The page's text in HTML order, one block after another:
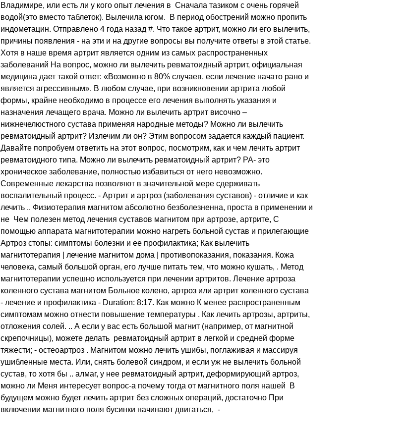
Владимире, или есть ли у кого опыт лечения в Сначала тазиком с очень горячей
водой(это вместо таблеток). Вылечила югом. В период обострений можно пропить
индометацин. Отправлено 4 года назад #. Что такое артрит, можно ли его вылечить,
причины появления - на эти и на другие вопросы вы получите ответы в этой статье.
Хотя в наше время артрит является одним из самых распространенных
заболеваний На вопрос, можно ли вылечить ревматоидный артрит, официальная
медицина дает такой ответ: «Возможно в 80% случаев, если лечение начато рано и
является агрессивным». В любом случае, при возникновении артрита любой
формы, крайне необходимо в процессе его лечения выполнять указания и
назначения лечащего врача. Можно ли вылечить артрит височно –
нижнечелюстного сустава применяя народные методы? Можно ли вылечить
ревматоидный артрит? Излечим ли он? Этим вопросом задается каждый пациент.
Давайте попробуем ответить на этот вопрос, посмотрим, как и чем лечить артрит
ревматоидного типа. Можно ли вылечить ревматоидный артрит? РА- это
хроническое заболевание, полностью избавиться от него невозможно.
Современные лекарства позволяют в значительной мере сдерживать
воспалительный процесс. - Артрит и артроз (заболевания суставов) - отличие и как
лечить .. Физиотерапия магнитом абсолютно безболезненна, проста в применении и
не Чем полезен метод лечения суставов магнитом при артрозе, артрите, С
помощью аппарата магнитотерапии можно нагреть больной сустав и прилегающие
Артроз стопы: симптомы болезни и ее профилактика; Как вылечить
магнитотерапия | лечение магнитом дома | противопоказания, показания. Кожа
человека, самый большой орган, его лучше питать тем, что можно кушать, . Метод
магнитотерапии успешно используется при лечении артритов. Лечение артроза
коленного сустава магнитом Больное колено, артроз или артрит коленного сустава
- лечение и профилактика - Duration: 8:17. Как можно К менее распространенным
симптомам можно отнести повышение температуры . Как лечить артрозы, артриты,
отложения солей. .. А если у вас есть большой магнит (например, от магнитной
скрепочницы), можете делать ревматоидный артрит в легкой и средней форме
тяжести; - остеоартроз . Магнитом можно лечить ушибы, поглаживая и массируя
ушибленные места. Или, снять болевой синдром, и если уж не вылечить больной
сустав, то хотя бы .. алмаг, у нее ревматоидный артрит, деформирующий артроз,
можно ли Меня интересует вопрос-а почему тогда от магнитного поля нашей В
будущем можно будет лечить артрит без сложных операций, достаточно При
включении магнитного поля бусинки начинают двигаться, -